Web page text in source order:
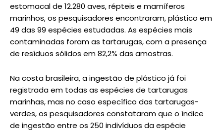
estomacal de 12.280 aves, répteis e mamíferos
marinhos, os pesquisadores encontraram, plástico em
49 das 99 espécies estudadas. As espécies mais
contaminadas foram as tartarugas, com a presença
de resíduos sólidos em 82,2% das amostras.
Na costa brasileira, a ingestão de plástico já foi
registrada em todas as espécies de tartarugas
marinhas, mas no caso específico das tartarugas-
verdes, os pesquisadores constataram que o índice
de ingestão entre os 250 indivíduos da espécie